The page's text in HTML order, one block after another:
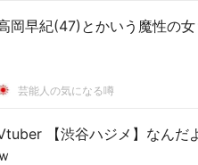
岡早紀(47)とかいう魔性の女
芸能人の気になる噂
【渋谷ハジメ】なんだ
ｗ